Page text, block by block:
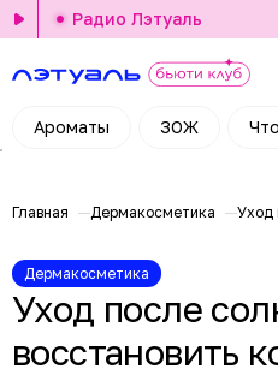
Ароматы ЗОЖ
Радио Лэтуаль
Главная Дермакосметика
Дермакосметика
Уход после
восстановить